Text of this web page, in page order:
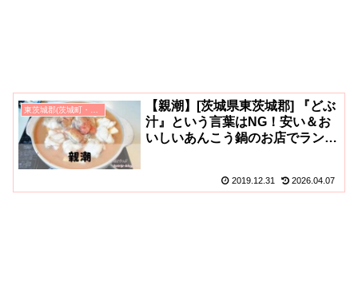
【親潮】[茨城県東茨城郡] 『どぶ
汁』という言葉はNG！安い＆お
いしいあんこう鍋のお店でラン
2019.12.31 2026.04.07